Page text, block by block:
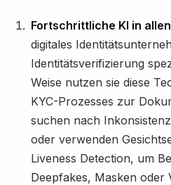
Fortschrittliche KI in
digitales
Identitätsverifizierung
Weise nutzen sie diese
KYC-Prozesses zur
suchen nach
oder verwenden
Liveness Detection, um
Deepfakes, Masken oder